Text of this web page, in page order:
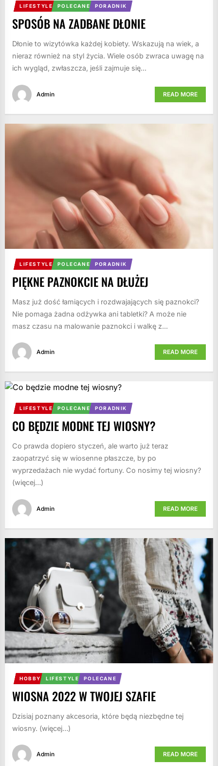
LIFESTYLE POLECANE PORADNIK
SPOSÓB NA ZADBANE DŁONIE
Dłonie to wizytówka każdej kobiety. Wskazują na wiek, a
nieraz również na styl życia. Wiele osób zwraca uwagę na
ich wygląd, zwłaszcza, jeśli zajmuje się...
Admin READ MORE
LIFESTYLE POLECANE PORADNIK
PIĘKNE PAZNOKCIE NA DŁUŻEJ
Masz już dość łamiących i rozdwajających się paznokci?
Nie pomaga żadna odżywka ani tabletki? A może nie
masz czasu na malowanie paznokci i walkę z...
Admin READ MORE
LIFESTYLE POLECANE PORADNIK
CO BĘDZIE MODNE TEJ WIOSNY?
Co prawda dopiero styczeń, ale warto już teraz
zaopatrzyć się w wiosenne płaszcze, by po
wyprzedażach nie wydać fortuny. Co nosimy tej wiosny?
(więcej…)
Admin READ MORE
HOBBY LIFESTYLE POLECANE
WIOSNA 2022 W TWOJEJ SZAFIE
Dzisiaj poznany akcesoria, które będą niezbędne tej
wiosny. (więcej…)
Admin READ MORE